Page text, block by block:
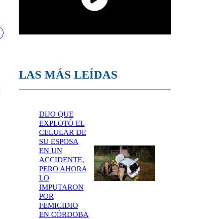
LAS MÁS LEÍDAS
DIJO QUE
EXPLOTÓ EL
CELULAR DE
SU ESPOSA
EN UN
ACCIDENTE,
PERO AHORA
LO
IMPUTARON
POR
FEMICIDIO
EN CÓRDOBA